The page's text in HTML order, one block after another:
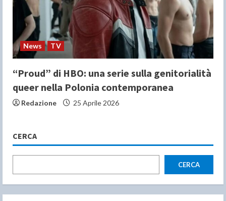
News TV
“Proud” di HBO: una serie sulla genitorialità
queer nella Polonia contemporanea
Redazione 25 Aprile 2026
CERCA
CERCA